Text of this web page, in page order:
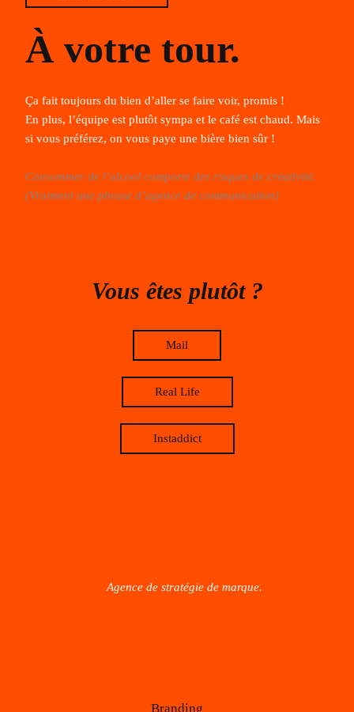
À votre tour.
Ça fait toujours du bien d’aller se faire voir, promis !
En plus, l’équipe est plutôt sympa et le café est chaud. Mais
si vous préférez, on vous paye une bière bien sûr !
Consommer de l’alcool comporte des risques de créativité.
(Vraiment une phrase d’agence de communication)
Vous êtes plutôt ?
Mail
Real Life
Instaddict
Agence de stratégie de marque.
Branding